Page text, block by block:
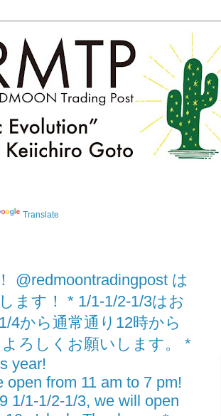
Translate
@redmoontradingpost は
ます！ * 1/1-1/2-1/3はお
4から通常通り12時から
ろしくお願いします。 *
year!
from 11 am to 7 pm!
1/1-1/2-1/3, we will open